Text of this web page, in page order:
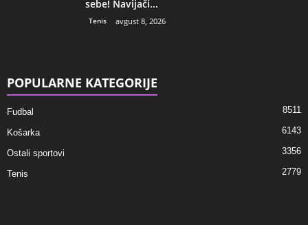
sebe! Navijači...
Tenis avgust 8, 2026
POPULARNE KATEGORIJE
Fudbal 8511
Košarka 6143
Ostali sportovi 3356
Tenis 2779